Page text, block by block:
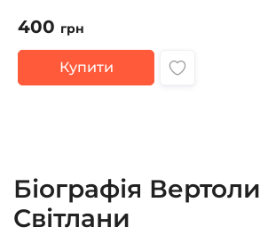
400 грн
Купити
Біографія Вертоли
Світлани